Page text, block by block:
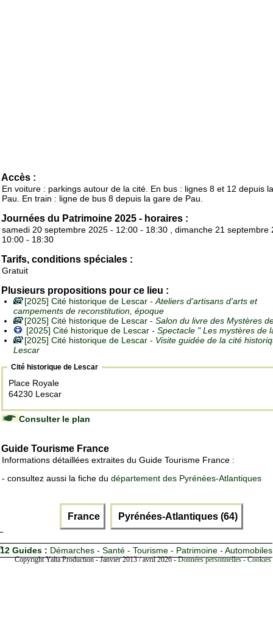
Accès :
En voiture : parkings autour de la cité. En bus : lignes 8 et 12 depuis
Pau. En train : ligne de bus 8 depuis la gare de Pau.
Journées du Patrimoine 2025 - horaires :
samedi 20 septembre 2025 - 12:00 - 18:30 , dimanche 21 septembre
10:00 - 18:30
Tarifs, conditions spéciales :
Gratuit
Plusieurs propositions pour ce lieu :
[2025] Cité historique de Lescar -Ateliers d'artisans d'arts et
campements de reconstitution, époque
[2025] Cité historique de Lescar - Salon du livre des Mystères
[2025] Cité historique de Lescar - Spectacle " Les mystères de
[2025] Cité historique de Lescar - Visite guidée de la cité
Lescar
Cité historique de Lescar
Place Royale
64230 Lescar
Consulter le plan
Guide Tourisme France
Informations détaillées extraites du Guide Tourisme France :
- consultez aussi la fiche du département des Pyrénées-Atlantiques
France Pyrénées-Atlantiques (64)
12 Guides : Démarches - Santé - Tourisme - Patrimoine - Automobiles
Copyright Yalta Production - Janvier 2013 / avril 2026 -Données personnelles -